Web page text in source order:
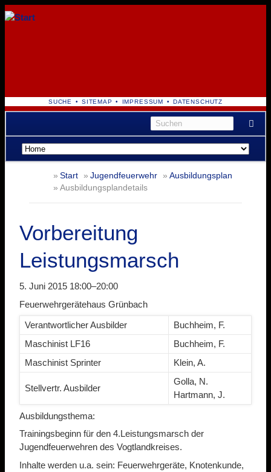
NAVIGATION
ÜBERSPRINGEN
SUCHE SITEMAP IMPRESSUM DATENSCHUTZ
Navigation
überspringen
Start Jugendfeuerwehr
Ausbildungsplan
Ausbildungsplandetails
Vorbereitung
Leistungsmarsch
5. Juni 2015 18:00–20:00
Feuerwehrgerätehaus Grünbach
Verantwortlicher Ausbilder
Buchheim, F.
Maschinist LF16
Buchheim, F.
Maschinist Sprinter
Klein, A.
Stellvertr. Ausbilder
Golla, N.
Hartmann, J.
Ausbildungsthema:
Trainingsbeginn für den 4.Leistungsmarsch der
Jugendfeuerwehren des Vogtlandkreises.
Inhalte werden u.a. sein: Feuerwehrgeräte, Knotenkunde,